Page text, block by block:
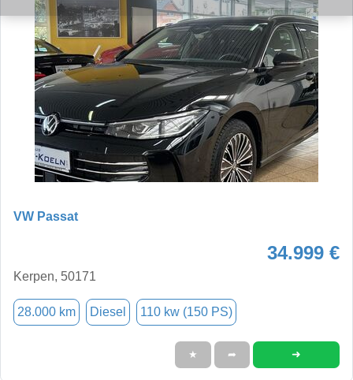
VW Passat
34.999 €
Kerpen, 50171
28.000 km Diesel 110 kw (150 PS)
★ ➦ ➜